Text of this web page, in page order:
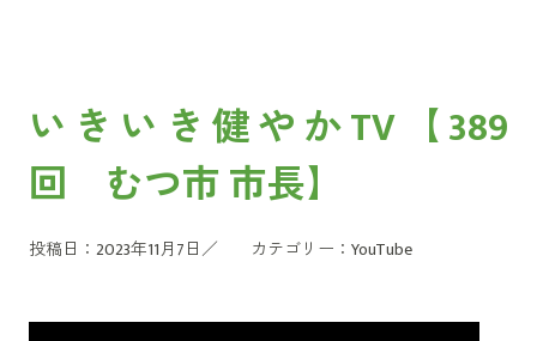
いきいき健やかTV【389
回 むつ市 市長】
投稿日：2023年11月7日／ カテゴリー： YouTube